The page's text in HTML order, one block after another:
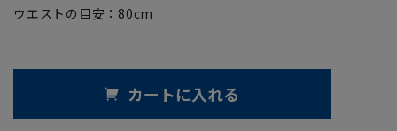
ウエストの目安： 80cm
カートに入れる